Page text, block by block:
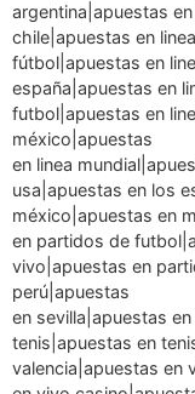
argentina|apuestas
chile|apuestas en
fútbol|apuestas en
españa|apuestas en
futbol|apuestas en
méxico|apuestas
en linea
usa|apuestas en los
méxico|apuestas en
en partidos de
vivo|apuestas en
perú|apuestas
en sevilla|apuestas
tenis|apuestas en
valencia|apuestas en